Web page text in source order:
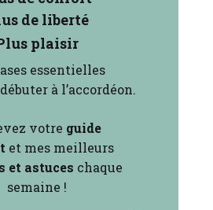
de liberté
plaisir
essentielles
à l’accordéon.
votre guide
et mes meilleurs
et astuces chaque
semaine !